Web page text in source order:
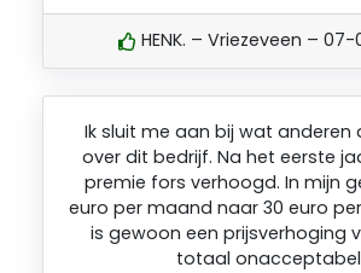
HENK. – Vriezeveen – 07-
Ik sluit me aan bij wat anderen
over dit bedrijf. Na het eerste
premie fors verhoogd. In mijn
euro per maand naar 30 euro
is gewoon een prijsverhoging
totaal